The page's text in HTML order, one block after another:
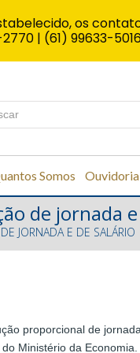
Somos Ouvidoria
de jornada
JORNADA E DE SALÁRIO
proporcional de
Ministério da
os
| (61) 99633-